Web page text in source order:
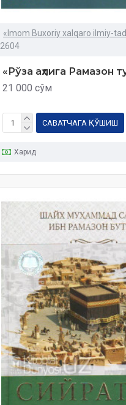
«Imom Buxoriy xalqaro ilmiy-
2604
«Рўза аҳлига Рамазон
21 000 сўм
САВАТЧАГА ҚЎШИШ
Харид